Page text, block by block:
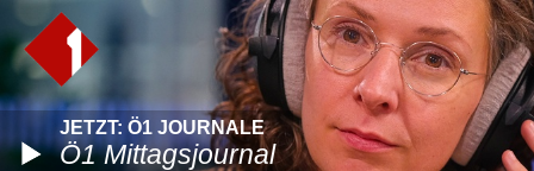
JETZT: Ö1 JOURNALE
Ö1 Mittagsjournal